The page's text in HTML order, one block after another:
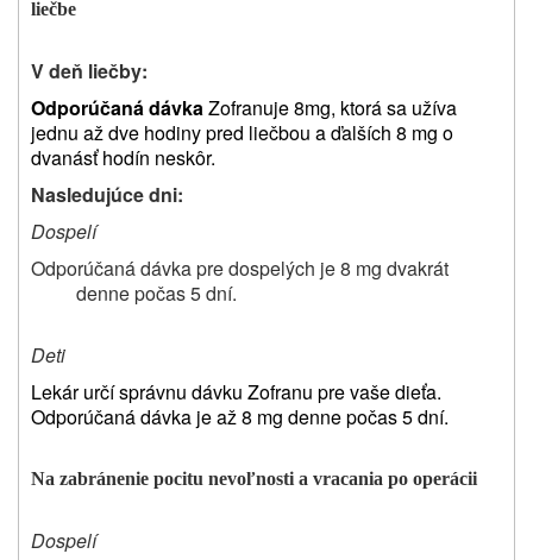
liečbe
V deň liečby:
Odporúčaná dávkaZofranuje8mg, ktorá sa užíva
jednu až dve hodiny pred liečbou a ďalších 8 mg o
dvanásť hodín neskôr.
Nasledujúce dni:
Dospelí
Odporúčaná dávka pre dospelých je 8 mg dvakrát
denne počas 5 dní.
Deti
Lekár určí správnu dávku Zofranu pre vaše dieťa.
Odporúčaná dávka je až 8 mg denne počas 5 dní.
Na zabránenie pocitu nevoľnosti a vracania po operácii
Dospelí